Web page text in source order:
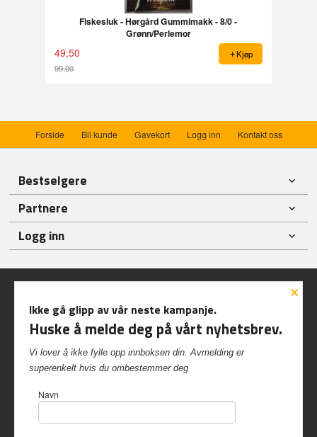
Fiskesluk - Hørgård Gummimakk - 8/0 -
Grønn/Perlemor
49,50
99,00
Kjøp
Forside Bli kunde Gavekort Logg inn Kontakt oss
Bestselgere
Partnere
Logg inn
Frakt Kjøpsbetingelser
Sikkerhet og personvern
Nyhetsbrev
Inshop.no Kvalvikveien 229 6522 Frei Tlf.
Foretaksregisteret 997 417 542
×
Ikke gå glipp av vår neste kampanje.
Huske å melde deg på vårt nyhetsbrev.
Vi lover å ikke fylle opp innboksen din. Avmelding er
superenkelt hvis du ombestemmer deg
Navn